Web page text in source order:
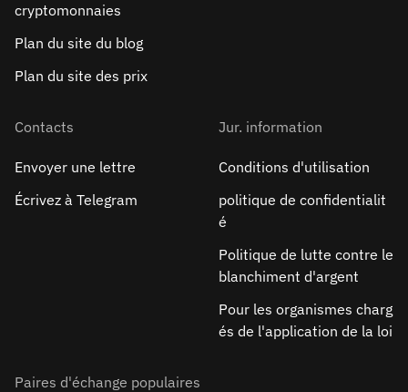
cryptomonnaies
Plan du site du blog
Plan du site des prix
Contacts
Envoyer une lettre
Écrivez à Telegram
Jur. information
Conditions d'utilisation
politique de confidentialit
é
Politique de lutte contre le
blanchiment d'argent
Pour les organismes charg
és de l'application de la loi
Paires d'échange populaires